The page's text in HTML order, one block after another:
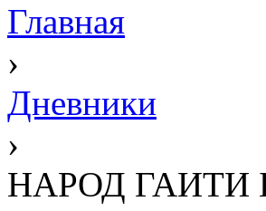
Главная
›
Дневники
›
НАРОД ГАИТИ